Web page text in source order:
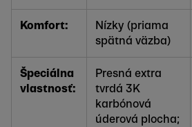
Komfort:
Nízky (priama
spätná väzba)
Špeciálna
vlastnosť:
Presná extra
tvrdá 3K
karbónová
úderová plocha;